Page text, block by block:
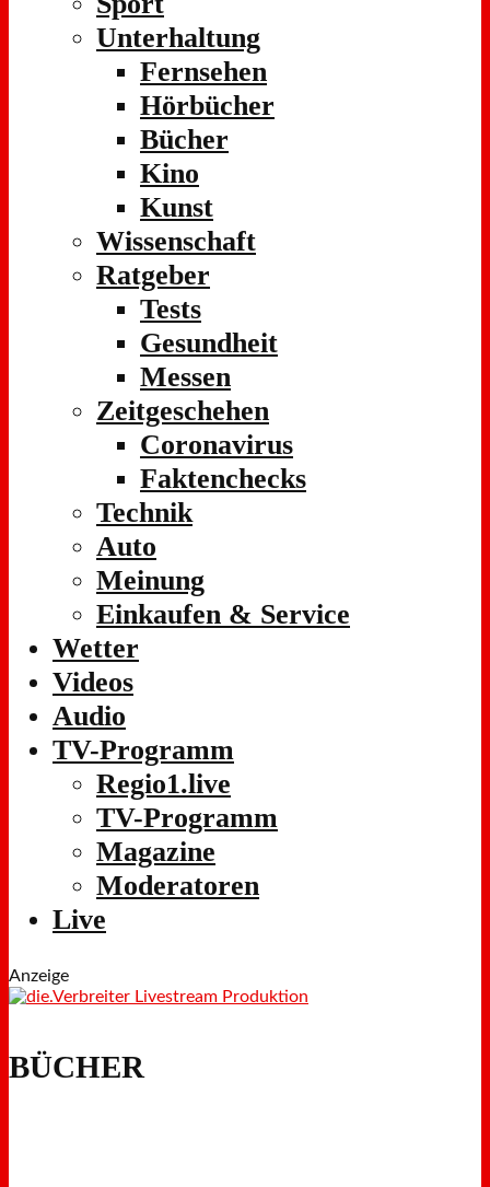
Unterhaltung
Fernsehen
Hörbücher
Bücher
Kino
Kunst
Wissenschaft
Ratgeber
Tests
Gesundheit
Messen
Zeitgeschehen
Coronavirus
Faktenchecks
Technik
Auto
Meinung
Einkaufen & Service
Wetter
Videos
Audio
TV-Programm
Regio1.live
TV-Programm
Magazine
Moderatoren
Live
Anzeige
BÜCHER